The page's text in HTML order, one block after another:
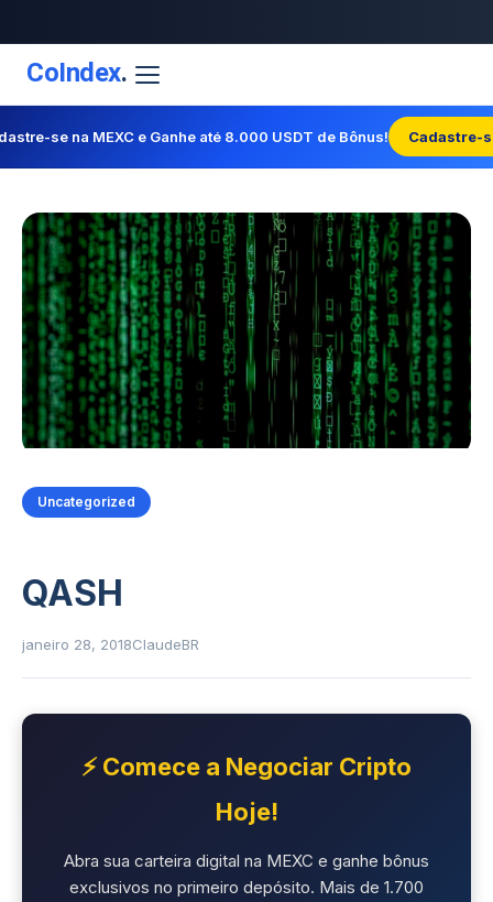
CoIndex.
se na MEXC e Ganhe até 8.000 USDT de Bônus! Cadastre-
Uncategorized
QASH
janeiro 28, 2018ClaudeBR
⚡ Comece a Negociar Cripto
Hoje!
Abra sua carteira digital na MEXC e ganhe bônus
exclusivos no primeiro depósito. Mais de 1.700